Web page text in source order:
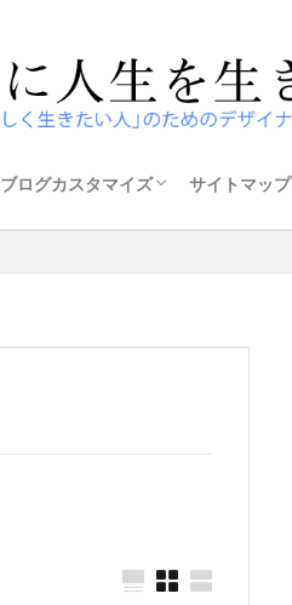
ブログカスタマイズ
ザ・トール
ストーク
アフィンガー5
スウェル
サイトマップ